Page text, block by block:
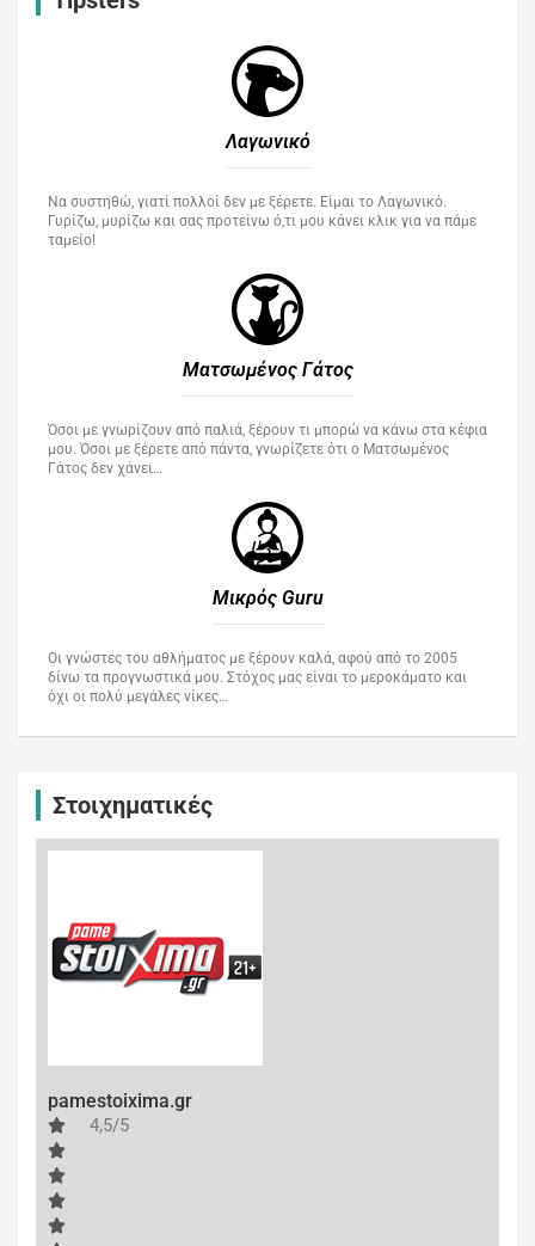
Λαγωνικό
Να συστηθώ, γιατί πολλοί δεν με ξέρετε. Είμαι το Λαγωνικό.
Γυρίζω, μυρίζω και σας προτείνω ό,τι μου κάνει κλικ για να πάμε
ταμείο!
Ματσωμένος Γάτος​
Όσοι με γνωρίζουν από παλιά, ξέρουν τι μπορώ να κάνω στα κέφια
μου. Όσοι με ξέρετε από πάντα, γνωρίζετε ότι ο Ματσωμένος
Γάτος δεν χάνει…
Μικρός Guru​
Οι γνώστες του αθλήματος με ξέρουν καλά, αφού από το 2005
δίνω τα προγνωστικά μου. Στόχος μας είναι το μεροκάματο και
όχι οι πολύ μεγάλες νίκες…
Στοιχηματικές
pamestoixima.gr
4,5/5